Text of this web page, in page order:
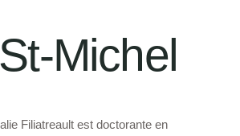
Michel
Filiatreault est doctorante en